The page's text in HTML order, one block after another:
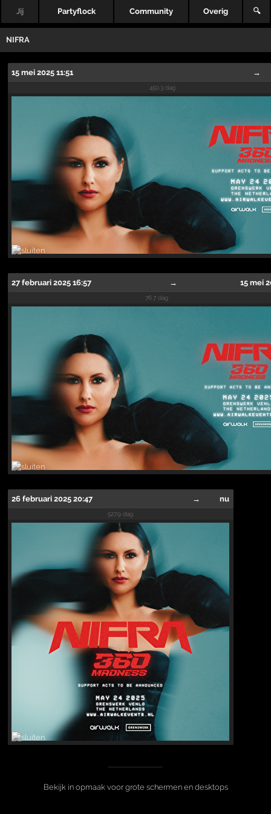
Jij Partyflock Community Overig 🔍
NIFRA
15 mei 2025 11:51 →
450.3 dag
27 februari 2025 16:57 → 15 mei
76.7 dag
26 februari 2025 20:47 → nu
527.9 dag
Bekijk in opmaak voor grote schermen en desktops